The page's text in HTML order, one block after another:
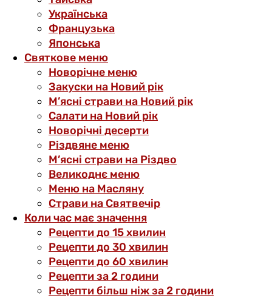
Українська
Французька
Японська
Святкове меню
Новорічне меню
Закуски на Новий рік
М’ясні страви на Новий рік
Салати на Новий рік
Новорічні десерти
Різдвяне меню
М’ясні страви на Різдво
Великоднє меню
Меню на Масляну
Страви на Святвечір
Коли час має значення
Рецепти до 15 хвилин
Рецепти до 30 хвилин
Рецепти до 60 хвилин
Рецепти за 2 години
Рецепти більш ніж за 2 години